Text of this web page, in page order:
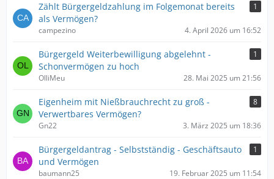
Zählt Bürgergeldzahlung im Folgemonat bereits
als Vermögen?
1
campezino 4. April 2026 um 16:52
Bürgergeld Weiterbewilligung abgelehnt -
Schonvermögen zu hoch
1
OlliMeu 28. Mai 2025 um 21:56
Eigenheim mit Nießbrauchrecht zu groß -
Verwertbares Vermögen?
8
Gn22 3. März 2025 um 18:36
Bürgergeldantrag - Selbstständig - Geschäftsauto
und Vermögen
1
baumann25 19. Februar 2025 um 11:54